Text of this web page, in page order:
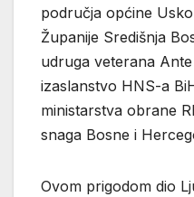
područja općine
Županije Središnja
udruga veterana
izaslanstvo HNS-a
ministarstva obrane
snaga Bosne i
Ovom prigodom dio